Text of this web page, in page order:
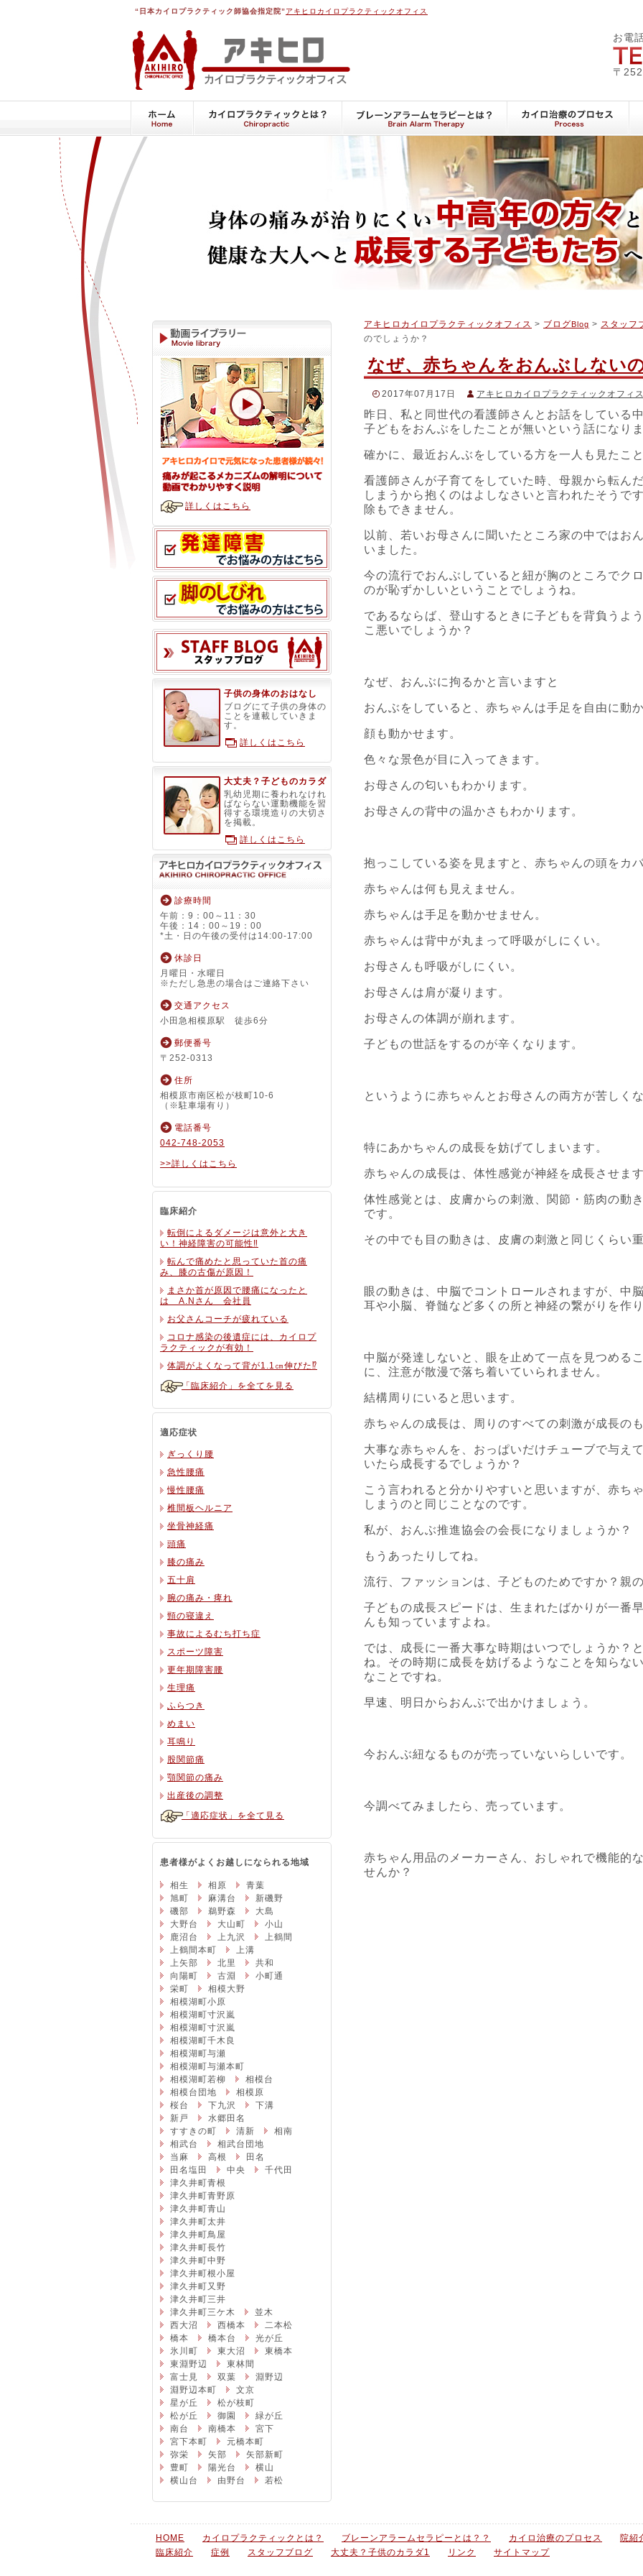
“日本カイロプラクティック師協会指定院”アキヒロカイロプラクティックオフィス
アキヒロカイロプラクテお電
〒
アキヒロカイロプラクティックオフィス > ブログBlog > スタッフ
のでしょうか？
なぜ、赤ちゃんをおんぶしない
2017年07月17日 アキヒロカイロプラクティックオフィス
＃アキヒロカイロプラクティック ,＃おんぶ, ＃カイロプラク
昨日、私と同世代の看護師さんとお話をしている
子どもをおんぶをしたことが無いという話になりま
確かに、最近おんぶをしている方を一人も見たこ
看護師さんが子育てをしていた時、母親から転ん
しまうから抱くのはよしなさいと言われたそうで
除もできません。
以前、若いお母さんに聞いたところ家の中ではお
いました。
今の流行でおんぶしていると紐が胸のところでク
のが恥ずかしいということでしょうね。
であるならば、登山するときに子どもを背負うよ
こ悪いでしょうか？
なぜ、おんぶに拘るかと言いますと
おんぶをしていると、赤ちゃんは手足を自由に動か
顔も動かせます。
色々な景色が目に入ってきます。
お母さんの匂いもわかります。
お母さんの背中の温かさもわかります。
抱っこしている姿を見ますと、赤ちゃんの頭をカ
赤ちゃんは何も見えません。
赤ちゃんは手足を動かせません。
赤ちゃんは背中が丸まって呼吸がしにくい。
お母さんも呼吸がしにくい。
お母さんは肩が凝ります。
お母さんの体調が崩れます。
子どもの世話をするのが辛くなります。
というように赤ちゃんとお母さんの両方が苦しくな
特にあかちゃんの成長を妨げてしまいます。
赤ちゃんの成長は、体性感覚が神経を成長させます
体性感覚とは、皮膚からの刺激、関節・筋肉の動
です。
その中でも目の動きは、皮膚の刺激と同じくらい重
眼の動きは、中脳でコントロールされますが、中
耳や小脳、脊髄など多くの所と神経の繋がりを作り
中脳が発達しないと、眼を止めて一点を見つめる
に、注意が散漫で落ち着いていられません。
結構周りにいると思います。
赤ちゃんの成長は、周りのすべての刺激が成長の
大事な赤ちゃんを、おっぱいだけチューブで与え
いたら成長するでしょうか？
こう言われると分かりやすいと思いますが、赤ち
しまうのと同じことなのです。
私が、おんぶ推進協会の会長になりましょうか？
もうあったりしてね。
流行、ファッションは、子どものためですか？親
子どもの成長スピードは、生まれたばかりが一番
んも知っていますよね。
では、成長に一番大事な時期はいつでしょうか？
ね。その時期に成長を妨げるようなことを知らな
なことですね。
早速、明日からおんぶで出かけましょう。
今おんぶ紐なるものが売っていないらしいです。
今調べてみましたら、売っています。
赤ちゃん用品のメーカーさん、おしゃれで機能的
せんか？
詳しくはこちら
スタッフブログ
子供の身体のおはなし
ブログにて子供の身体の
ことを連載していきま
す。
詳しくはこちら
大丈夫？子どものカラダ
乳幼児期に養われなけれ
ばならない運動機能を習
得する環境造りの大切さ
を掲載。
詳しくはこちら
診療時間
午前：9：00～11：30
午後：14：00～19：00
*土・日の午後の受付は14:00-17:00
休診日
月曜日・水曜日
※ただし急患の場合はご連絡下さい
交通アクセス
小田急相模原駅 徒歩6分
郵便番号
〒252-0313
住所
相模原市南区松が枝町10-6
（※駐車場有り）
電話番号
042-748-2053
>>詳しくはこちら
臨床紹介
転倒によるダメージは意外と大き
い！神経障害の可能性‼
転んで痛めたと思っていた首の痛
み、膝の古傷が原因！
まさか首が原因で腰痛になったと
は A.Nさん 会社員
お父さんコーチが疲れている
コロナ感染の後遺症には、カイロプ
ラクティックが有効！
体調がよくなって背が1.1㎝伸びた⁉
「臨床紹介」を全てを見る
適応症状
ぎっくり腰
急性腰痛
慢性腰痛
椎間板ヘルニア
坐骨神経痛
頭痛
膝の痛み
五十肩
腕の痛み・痺れ
頸の寝違え
事故によるむち打ち症
スポーツ障害
更年期障害腰
生理痛
ふらつき
めまい
耳鳴り
股関節痛
顎関節の痛み
出産後の調整
「適応症状」を全て見る
患者様がよくお越しになられる地域
相生 相原
青葉
旭町
麻溝台
新磯野
磯部
鵜野森
大島
大野台
大山町
小山
鹿沼台
上九沢
上鶴間
上鶴間本町
上溝
上矢部
北里
共和
向陽町
古淵
小町通
栄町
相模大野
相模湖町小原
相模湖町寸沢嵐
相模湖町寸沢嵐
相模湖町千木良
相模湖町与瀬
相模湖町与瀬本町
相模湖町若柳
相模台
相模台団地
相模原
桜台
下九沢
下溝
新戸
水郷田名
すすきの町
清新
相南
相武台
相武台団地
当麻
高根
田名
田名塩田
中央
千代田
津久井町青根
津久井町青野原
津久井町青山
津久井町太井
津久井町鳥屋
津久井町長竹
津久井町中野
津久井町根小屋
津久井町又野
津久井町三井
津久井町三ケ木
並木
西大沼
西橋本
二本松
橋本
橋本台
光が丘
氷川町
東大沼
東橋本
東淵野辺
東林間
富士見
双葉
淵野辺
淵野辺本町
文京
星が丘
松が枝町
松が丘
御園
緑が丘
南台
南橋本
宮下
宮下本町
元橋本町
弥栄
矢部
矢部新町
豊町
陽光台
横山
横山台
由野台 若松
HOME カイロプラクティックとは？ ブレーンアラームセラピーとは？？ カイロ治療のプロセス 院紹
臨床紹介
症例 スタッフブログ 大丈夫？子供のカラダ1 リンク サイトマップ